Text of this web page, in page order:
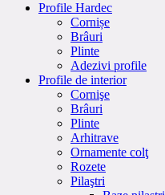
Profile Hardec
Cornișe
Brâuri
Plinte
Adezivi profile
Profile de interior
Cornişe
Brâuri
Plinte
Arhitrave
Ornamente colţ
Rozete
Pilaştri